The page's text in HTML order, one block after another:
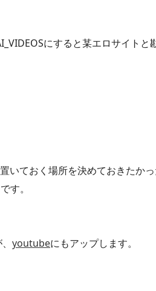
にすると某エロサイトと
ておく場所を決めておきたかっ
す。
youtubeにもアップします。